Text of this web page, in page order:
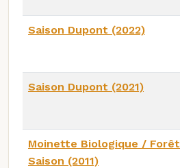
Saison Dupont (2022)
Saison Dupont (2021)
Moinette Biologique / Forêt
Saison (2011)